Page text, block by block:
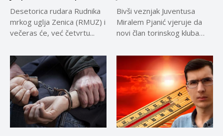
Desetorica rudara Rudnika
mrkog uglja Zenica (RMUZ) i
večeras će, već četvrtu...
Bivši veznjak Juventusa
Miralem Pjanić vjeruje da
novi član torinskog kluba